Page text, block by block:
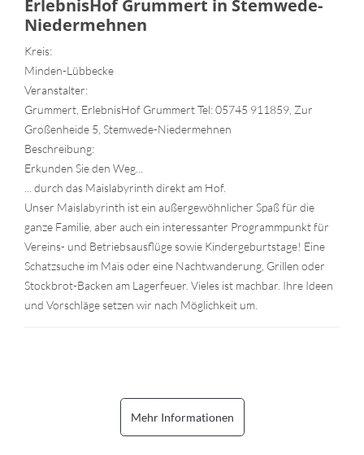
ErlebnisHof Grummert in Stemwede-
Niedermehnen
Kreis:
Minden-Lübbecke
Veranstalter:
Grummert, ErlebnisHof Grummert Tel: 05745 911859, Zur
Großenheide 5, Stemwede-Niedermehnen
Beschreibung:
Erkunden Sie den Weg...
... durch das Maislabyrinth direkt am Hof.
Unser Maislabyrinth ist ein außergewöhnlicher Spaß für die
ganze Familie, aber auch ein interessanter Programmpunkt für
Vereins- und Betriebsausflüge sowie Kindergeburtstage! Eine
Schatzsuche im Mais oder eine Nachtwanderung, Grillen oder
Stockbrot-Backen am Lagerfeuer. Vieles ist machbar. Ihre Ideen
und Vorschläge setzen wir nach Möglichkeit um.
Mehr Informationen